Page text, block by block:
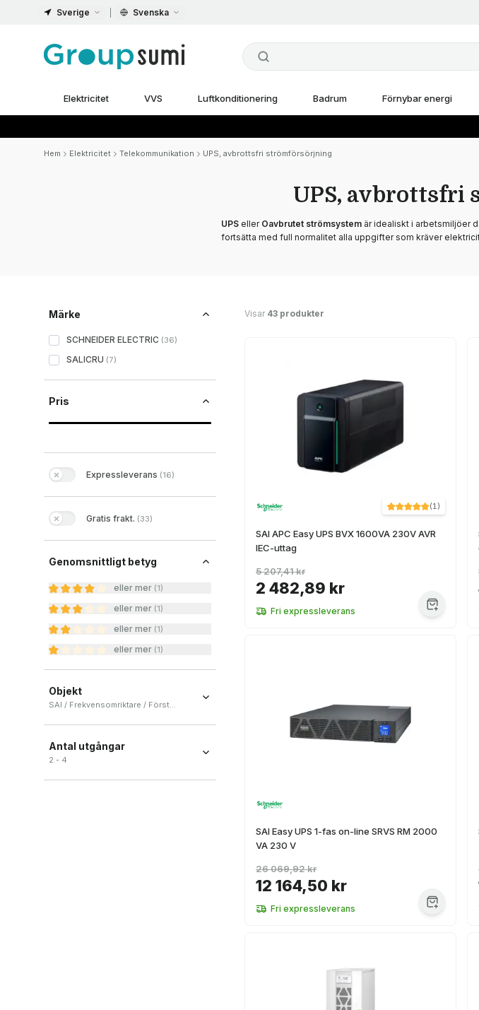
Sverige Svenska
Elektricitet VVS Luftkonditionering Badrum Förnybar energi
Hem Elektricitet Telekommunikation UPS, avbrottsfri strömförsörjning
UPS, avbrottsfri
UPSeller Oavbrutet strömsystemär idealiskt i arbetsmiljöer
fortsätta med full normalitet alla uppgifter som kräver
Märke
SCHNEIDER ELECTRIC (36)
SALICRU (7)
Pris
Expressleverans (16)
Gratis frakt. (33)
Genomsnittligt betyg
eller mer (1)
eller mer (1)
eller mer (1)
eller mer (1)
Objekt
SAI / Frekvensomriktare / Förstärkningsmodul
Frekvensomriktare
Antal utgångar
2 - 4
Visar 43 produkter
(1)
SAI APC Easy UPS BVX 1600VA 230V AVR
IEC-uttag
2 482,89 kr
5 207,41 kr
Fri expressleverans
SAI Easy UPS 1-fas on-line SRVS RM 2000
VA 230 V
12 164,50 kr
26 069,92 kr
Fri expressleverans